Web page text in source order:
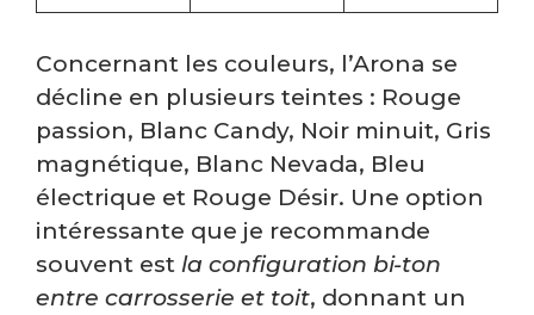
Concernant les couleurs, l’Arona se
décline en plusieurs teintes : Rouge
passion, Blanc Candy, Noir minuit, Gris
magnétique, Blanc Nevada, Bleu
électrique et Rouge Désir. Une option
intéressante que je recommande
souvent est la configuration bi-ton
entre carrosserie et toit, donnant un